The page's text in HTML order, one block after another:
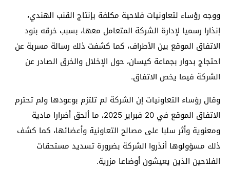
ووجه رؤساء لتعاونيات فلاحية مكلفة بإنتاج القنب الهندي،
إنذارا رسميا لإدارة الشركة المتعامل معها، بسبب خرقه بنود
الاتفاق الموقع بين الأطراف، كما كشفت ذلك رسالة مسربة عن
احتجاج بدوار بجماعة كيسان، حول الإخلال والخرق الصادر عن
الشركة فيما يخص الاتفاق.
وقال رؤساء التعاونيات إن الشركة لم تلتزم بوعودها ولم تحترم
الاتفاق الموقع في 20 فبراير 2025، ما ألحق أضرارا مادية
ومعنوية وأثر سلبا على مصالح التعاونية وأعضائها، كما كشف
ذلك مسؤولوها أنذروا الشركة بضرورة تسديد مستحقات
الفلاحين الذين يعيشون أوضاعا مزرية.